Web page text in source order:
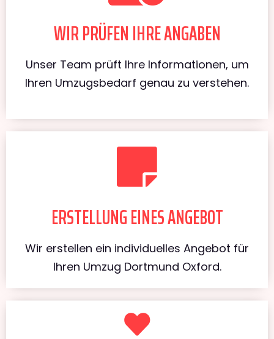
WIR PRÜFEN IHRE ANGABEN
Unser Team prüft Ihre Informationen, um
Ihren Umzugsbedarf genau zu verstehen.
ERSTELLUNG EINES ANGEBOT
Wir erstellen ein individuelles Angebot für
Ihren Umzug Dortmund Oxford.